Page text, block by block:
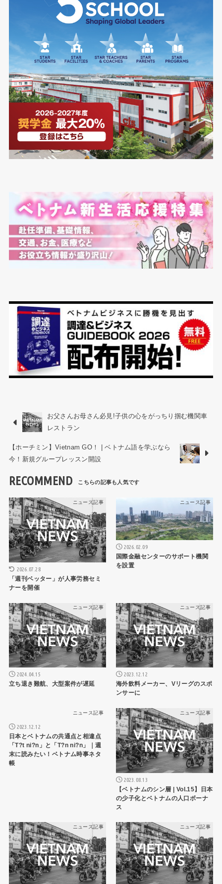
お父さんお母さん必見!子供の心をがっちり掴む機関車
レストラン
【ホーチミン】Vietnam GO！ | ベトナム語を学ぶなら
今！新規グループレッスン開設
RECOMMEND
ニュース記事
2026.07.28
「週刊ベッター」が人事労務セミ
ナーを開催
ニュース記事
2026.02.09
国際金融センターのサポート機関
を設置
ニュース記事
2024.04.15
立ち退き難航、大型案件が遅延
ニュース記事
2023.12.12
海外飲料メーカー、Vリーグのスポ
ンサーに
ニュース記事
2023.12.12
日本とベトナムの共通点と相違点
「T?t ni?n」と「T?n ni?n」｜週
末に読みたい！ベトナム時事ネタ
帳
ニュース記事
2023.08.13
【ベトナムのシン層 | Vol.15】日本
の少子化とベトナムの人口ボーナ
ス
ニュース記事 ニュース記事